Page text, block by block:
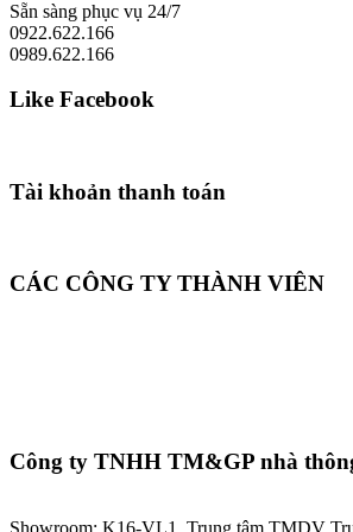
Sẵn sàng phục vụ 24/7
0922.622.166
0989.622.166
Like Facebook
Tài khoản thanh toán
CÁC CÔNG TY THÀNH VIÊN
Công ty TNHH TM&GP nhà